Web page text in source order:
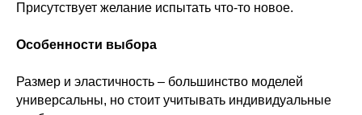
Присутствует желание испытать что-то новое.
Особенности выбора
Размер и эластичность – большинство моделей
универсальны, но стоит учитывать индивидуальные